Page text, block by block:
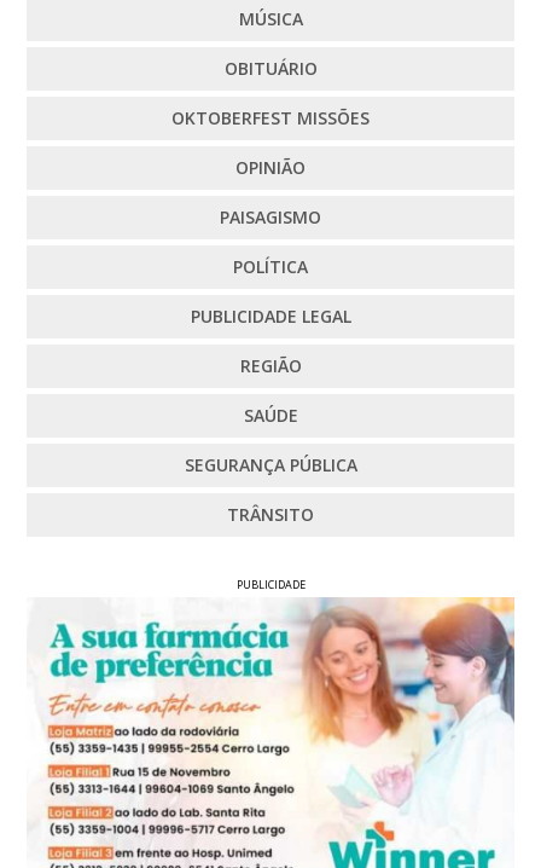
MÚSICA
OBITUÁRIO
OKTOBERFEST MISSÕES
OPINIÃO
PAISAGISMO
POLÍTICA
PUBLICIDADE LEGAL
REGIÃO
SAÚDE
SEGURANÇA PÚBLICA
TRÂNSITO
PUBLICIDADE